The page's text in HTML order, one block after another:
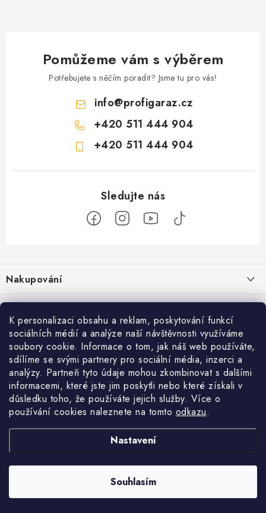
K personalizaci obsahu a reklam, poskytování funkcí
sociálních médií a analýze naší návštěvnosti využíváme
soubory cookie. Informace o tom, jak náš web používáte,
sdílíme se svými partnery pro sociální média, inzerci a
analýzy. Partneři tyto údaje mohou zkombinovat s dalšími
informacemi, které jste jim poskytli nebo které získali v
důsledku toho, že používáte jejich služby. Více o
používání cookies naleznete na tomto odkazu.
Nastavení
Souhlasím
Pomůžeme vám s výběrem
Potřebujete s něčím poradit? Jsme tu pro vás!
info@profigaraz.cz
+420 511 444 904
+420 511 444 904
p
a
Nakupování
Jak nakupovat
Obchodní podmínky
Doprava a platba
Cookies
Ochrana osobních údajú
Jak funguje Zásilkovna?
Reklamace / vrácení zboží
Použití Dárkové poukázky
O nás
Kontakty
Příběh Profigaráže
Showroom Prešov
Služby
Velkoobchod Profigaráž.sk Zboží.cz Heureka.cz
Profigaraz.cz. Všechna práva vyhrazena.